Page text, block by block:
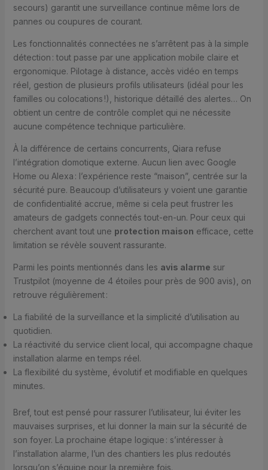
secours) garantit une surveillance continue même lors de
pannes ou coupures de courant.
Les fonctionnalités connectées ne s’arrêtent pas à la simple
détection : tout passe par une application mobile claire et
ergonomique. Pilotage à distance, accès vidéo en temps
réel, gestion de plusieurs profils utilisateurs (idéal pour les
familles ou colocations !), historique détaillé des alertes… On
obtient un centre de contrôle complet qui ne nécessite
aucune compétence technique particulière.
À la différence de certains concurrents, Qiara refuse
l’intégration domotique externe. Aucun lien avec Google
Home ou Alexa : l’expérience reste “maison”, centrée sur la
sécurité pure. Beaucoup d’utilisateurs y voient une garantie
de confidentialité accrue, même si cela peut frustrer les
amateurs de gadgets connectés tout-en-un. Pour ceux qui
cherchent avant tout une protection maison efficace, cette
limitation se révèle souvent rassurante.
Parmi les points mentionnés dans les avis alarme sur
Trustpilot (moyenne de 4 étoiles pour près de 900 avis), on
retrouve régulièrement :
La fiabilité de la surveillance et la simplicité d’utilisation au
quotidien.
La réactivité du service client local, qui accompagne chaque
installation alarme en temps réel.
La flexibilité du système, évolutif et modifiable en quelques
minutes.
Bref, tout est pensé pour rassurer l’utilisateur, lui éviter les
mauvaises surprises, et lui donner la main sur la sécurité de
son foyer. La prochaine étape logique : s’intéresser à
l’installation alarme, l’un des chantiers les plus redoutés
lorsqu’on s’équipe pour la première fois.